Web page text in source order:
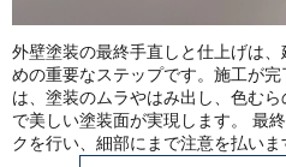
外壁塗装の最終手直しと仕上げは
めの重要なステップです。施工が
は、塗装のムラやはみ出し、色む
で美しい塗装面が実現します。 最
クを行い、細部にまで注意を払い